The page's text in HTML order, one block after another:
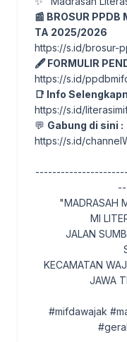
📰 BROSUR PPDB
TA 2025/2026
https://s.id/brosur-
🖋️ FORMULIR
https://s.id/
📑 Info
https://s.id/
💬 Gabung di sini :
https://s.id/
"MADRASAH
MI
JALAN
KECAMATAN
JAWA
#mifdawajak